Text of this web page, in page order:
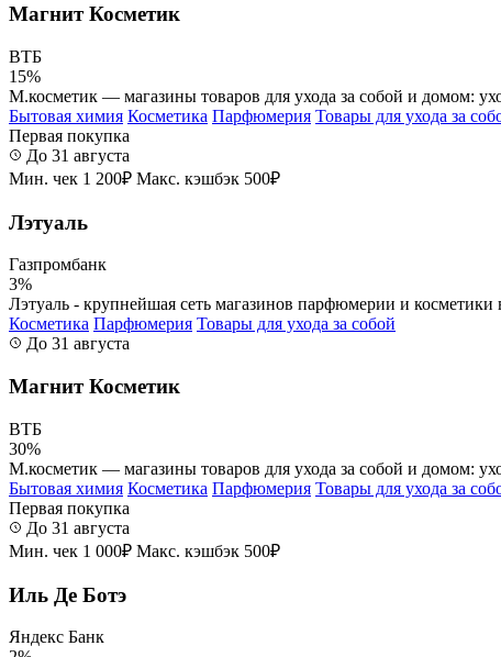
Магнит Косметик
ВТБ
15%
М.косметик — магазины товаров для ухода за собой и домом:
Бытовая химия Косметика Парфюмерия Товары для ухода за
Первая покупка
До 31 августа
Мин. чек 1 200₽ Макс. кэшбэк 500₽
Лэтуаль
Газпромбанк
3%
Лэтуаль - крупнейшая сеть магазинов парфюмерии и
Косметика Парфюмерия Товары для ухода за собой
До 31 августа
Магнит Косметик
ВТБ
30%
М.косметик — магазины товаров для ухода за собой и домом:
Бытовая химия Косметика Парфюмерия Товары для ухода за
Первая покупка
До 31 августа
Мин. чек 1 000₽ Макс. кэшбэк 500₽
Иль Де Ботэ
Яндекс Банк